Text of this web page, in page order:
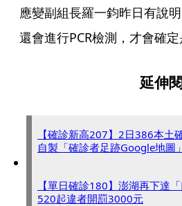
應變副組長羅一鈞昨日有說
還會進行PCR檢測，才會確定
延伸
【確診新高207】2日386本
自製「確診者足跡Google地圖
【單日確診180】澎湖再下達
520起違者開罰3000元